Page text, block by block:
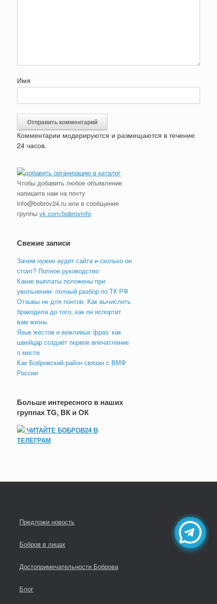
Имя
Комментарии модерируются и размещаются в течение
24 часов.
Чтобы добавить любое объявление
напишите нам на почту
info@bobrov24.ru или в сообщения
группы vk.com/bobrovinfo
Свежие записи
Зачем нужен аудит сайта и сколько он
стоит? Полное руководство
Какие выплаты положены при
увольнении: полный разбор по ТК РФ
Отзывы не для понтов: Как вычислить
бракодела до того, как он испортит
вам жизнь
Язык жестов и вежливых фраз: как
швейцар создаёт первое впечатление
о месте
Как Бобровский район связан с ВМФ
России
Больше интересного в наших
группах TG, ВК и ОК
ЧИТАЙТЕ БОБРОВ24 В
ТЕЛЕГРАМ
Предложи новость
Бобров в лицах
Достопримечательности Боброва
Блог